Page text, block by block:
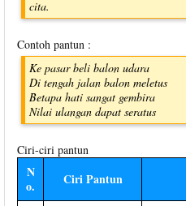
cita.
Contoh pantun :
Ke pasar beli balon udara
Di tengah jalan balon meletus
Betapa hati sangat gembira
Nilai ulangan dapat seratus
Ciri-ciri pantun
N
o.
Ciri Pantun